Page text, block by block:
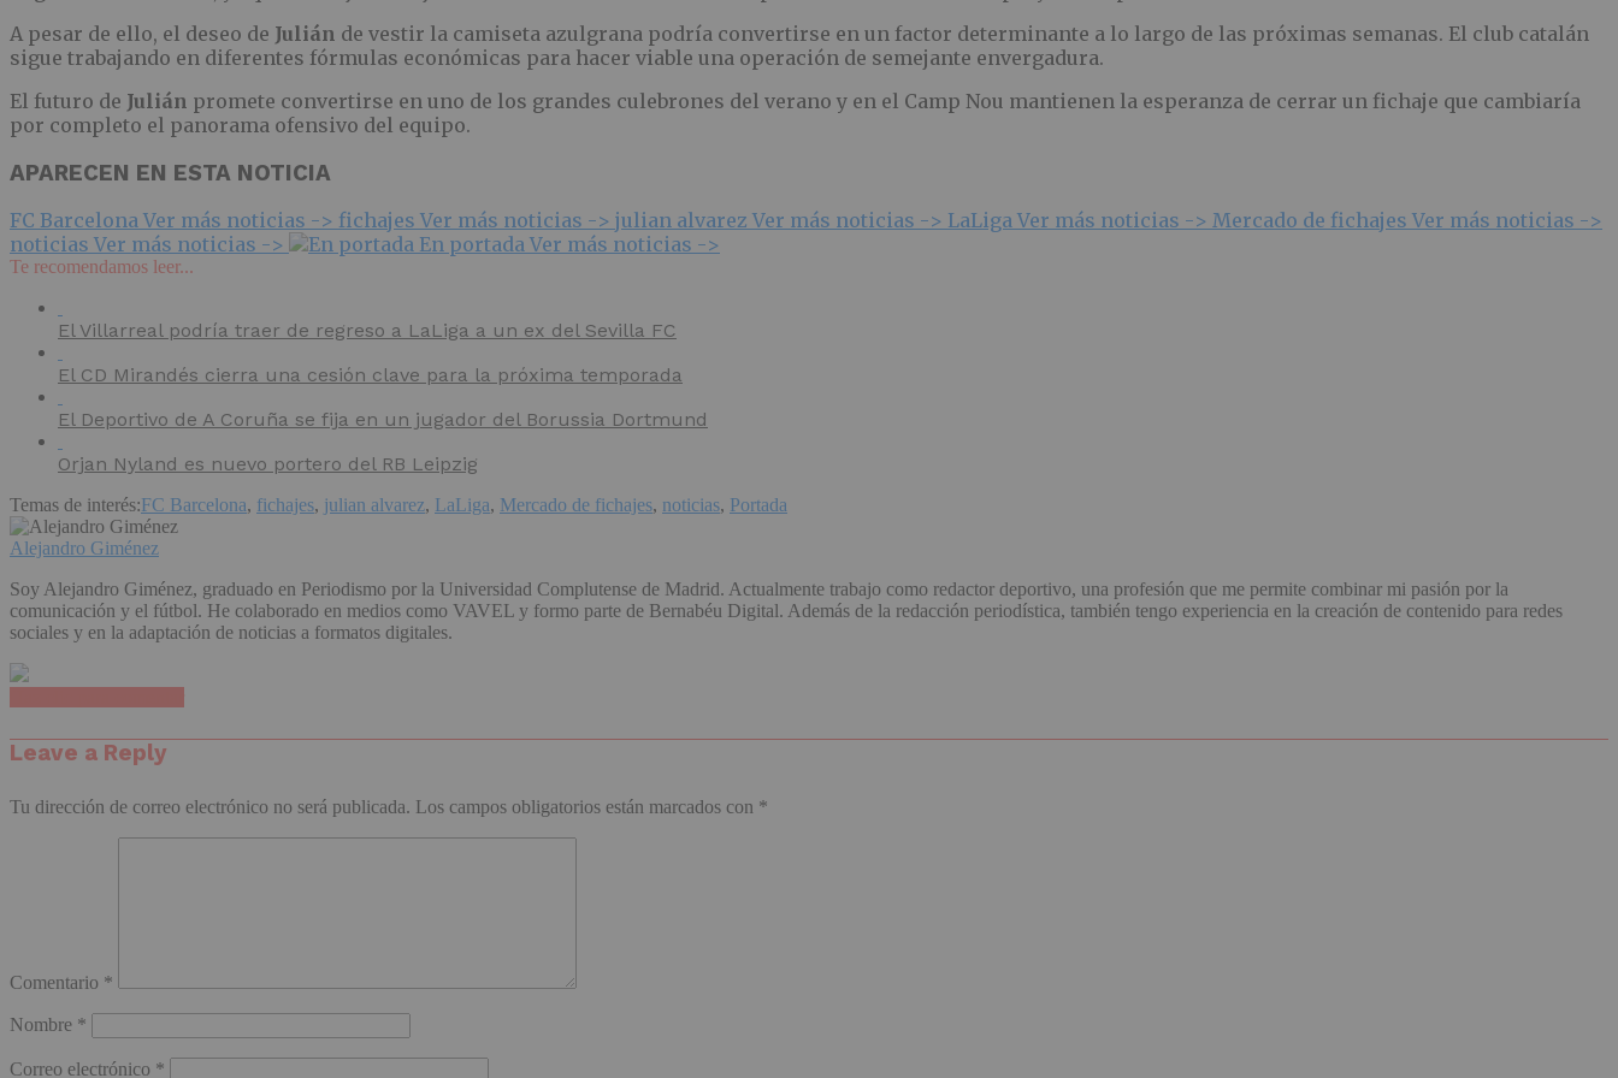
A pesar de ello, el deseo de Julián de vestir la camiseta azulgrana podría convertirse en un factor determinante a lo largo de las próximas semanas. El club catalán
sigue trabajando en diferentes fórmulas económicas para hacer viable una operación de semejante envergadura.
El futuro de Julián promete convertirse en uno de los grandes culebrones del verano y en el Camp Nou mantienen la esperanza de cerrar un fichaje que cambiaría
por completo el panorama ofensivo del equipo.
APARECEN EN ESTA NOTICIA
FC Barcelona Ver más noticias -> fichajes Ver más noticias -> julian alvarez Ver más noticias -> LaLiga Ver más noticias -> Mercado de fichajes Ver más noticias ->
noticias Ver más noticias -> En portada Ver más noticias ->
Te recomendamos leer...
El Villarreal podría traer de regreso a LaLiga a un ex del Sevilla FC
El CD Mirandés cierra una cesión clave para la próxima temporada
El Deportivo de A Coruña se fija en un jugador del Borussia Dortmund
Orjan Nyland es nuevo portero del RB Leipzig
Temas de interés:FC Barcelona, fichajes, julian alvarez, LaLiga, Mercado de fichajes, noticias, Portada
Alejandro Giménez
Soy Alejandro Giménez, graduado en Periodismo por la Universidad Complutense de Madrid. Actualmente trabajo como redactor deportivo, una profesión que me permite combinar mi pasión por la
comunicación y el fútbol. He colaborado en medios como VAVEL y formo parte de Bernabéu Digital. Además de la redacción periodística, también tengo experiencia en la creación de contenido para redes
sociales y en la adaptación de noticias a formatos digitales.
Leave a Reply
Tu dirección de correo electrónico no será publicada. Los campos obligatorios están marcados con *
Comentario *
Nombre *
Correo electrónico *